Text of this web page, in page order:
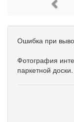
Ошибка при
Фотография
паркетной доски.